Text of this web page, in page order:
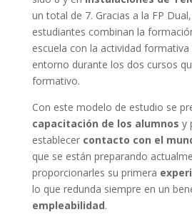
un total de 7. Gracias a la FP
estudiantes combinan la
escuela con la actividad
entorno durante los dos cursos
formativo.
Con este modelo de estudio se
capacitación de los alumnos y
establecer contacto con el
que se están preparando
proporcionarles su primera
lo que redunda siempre en un
empleabilidad.